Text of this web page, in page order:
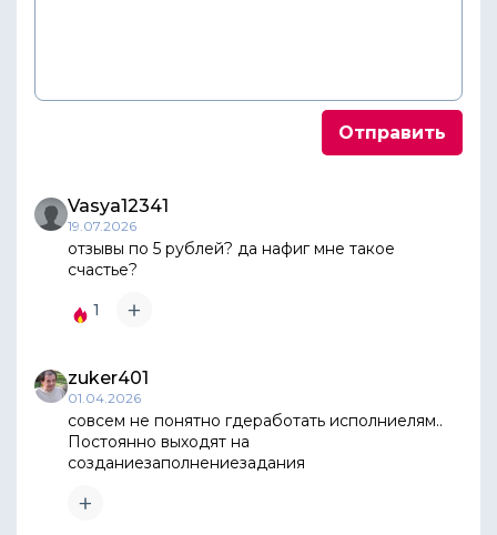
Vasya12341
19.07.2026
отзывы по 5 рублей? да нафиг мне такое
счастье?
1
zuker401
01.04.2026
совсем не понятно гдеработать исполниелям..
Постоянно выходят на
созданиезаполнениезадания